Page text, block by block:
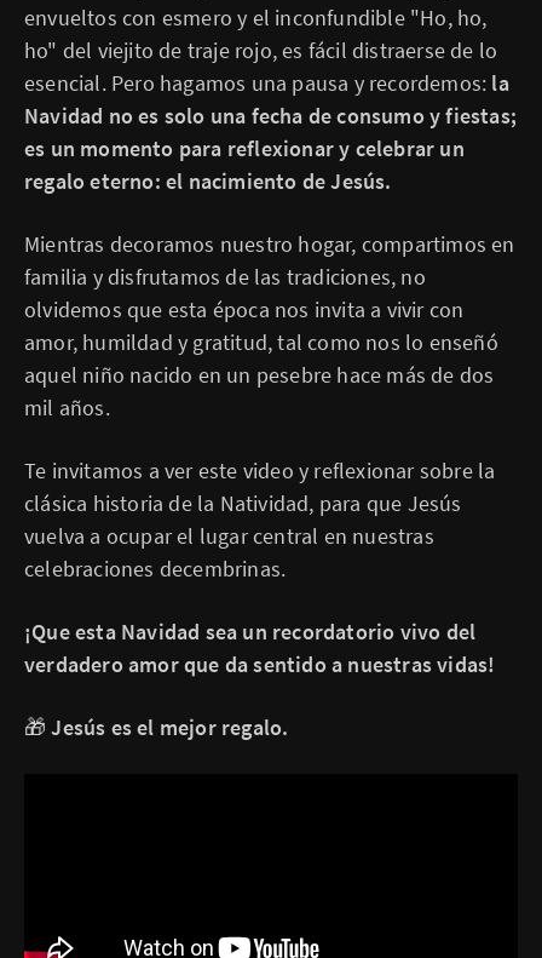
envueltos con esmero y el inconfundible "Ho, ho,
ho" del viejito de traje rojo, es fácil distraerse de lo
esencial. Pero hagamos una pausa y recordemos: la
Navidad no es solo una fecha de consumo y fiestas;
es un momento para reflexionar y celebrar un
regalo eterno: el nacimiento de Jesús.
Mientras decoramos nuestro hogar, compartimos en
familia y disfrutamos de las tradiciones, no
olvidemos que esta época nos invita a vivir con
amor, humildad y gratitud, tal como nos lo enseñó
aquel niño nacido en un pesebre hace más de dos
mil años.
Te invitamos a ver este video y reflexionar sobre la
clásica historia de la Natividad, para que Jesús
vuelva a ocupar el lugar central en nuestras
celebraciones decembrinas.
¡Que esta Navidad sea un recordatorio vivo del
verdadero amor que da sentido a nuestras vidas!
🎁Jesús es el mejor regalo.